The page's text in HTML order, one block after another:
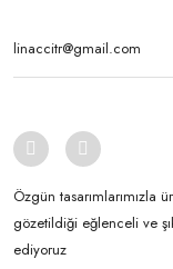
Özgün
gözetildiği eğlenceli ve
ediyoruz